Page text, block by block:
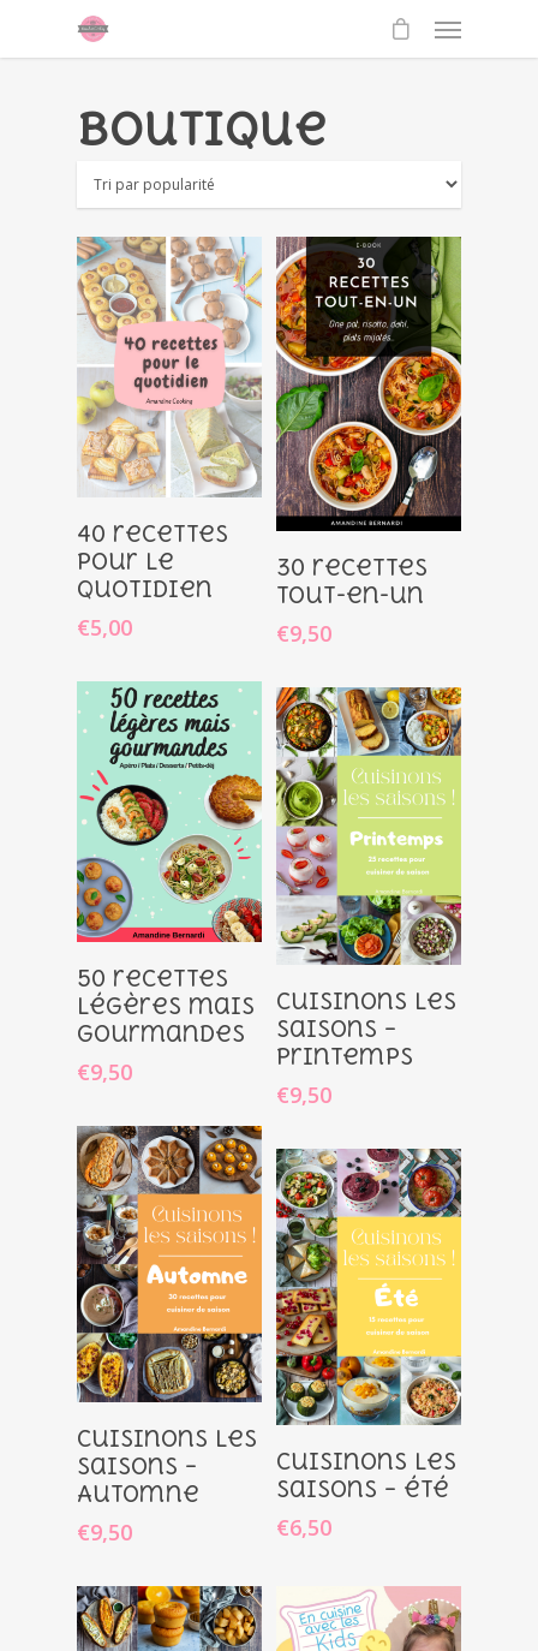
Boutique
Ajouter
Au Panier
40 recettes
pour le
quotidien
€5,00
Ajouter
Au Panier
30 recettes
tout-en-un
€9,50
Ajouter
Au Panier
50 recettes
légères mais
gourmandes
€9,50
Ajouter
Au Panier
Cuisinons les
saisons –
Printemps
€9,50
Ajouter
Au Panier
Cuisinons les
saisons –
Automne
€9,50
Ajouter
Au Panier
Cuisinons les
saisons – été
€6,50